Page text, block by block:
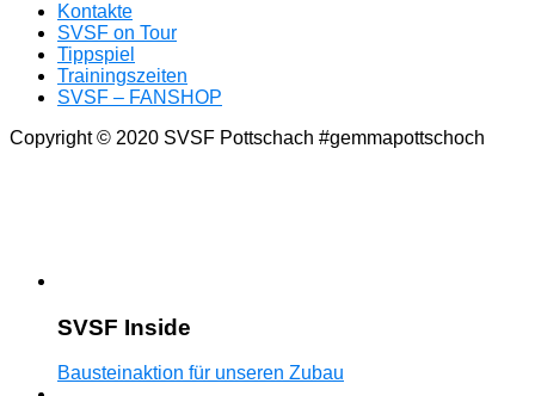
Kontakte
SVSF on Tour
Tippspiel
Trainingszeiten
SVSF – FANSHOP
Copyright © 2020 SVSF Pottschach #gemmapottschoch
SVSF Inside
Bausteinaktion für unseren Zubau